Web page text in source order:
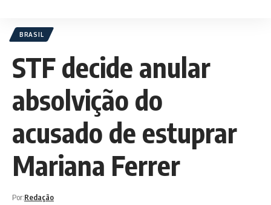
BRASIL
STF decide anular
absolvição do
acusado de estuprar
Mariana Ferrer
Por:Redação